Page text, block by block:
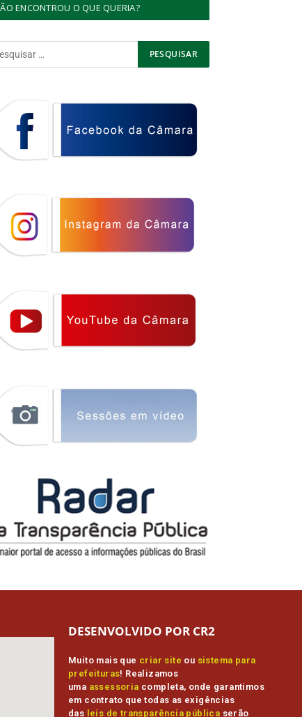
ENCONTROU O QUE QUERIA?
Muito mais que criar site ou sistema para
prefeituras! Realizamos
uma assessoria completa, onde garantimos
em contrato que todas as exigências
das leis de transparência pública serão
DESENVOLVIDO POR CR2